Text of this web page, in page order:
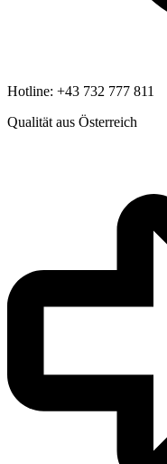
Hotline: +43 732 777 811
Qualität aus Österreich